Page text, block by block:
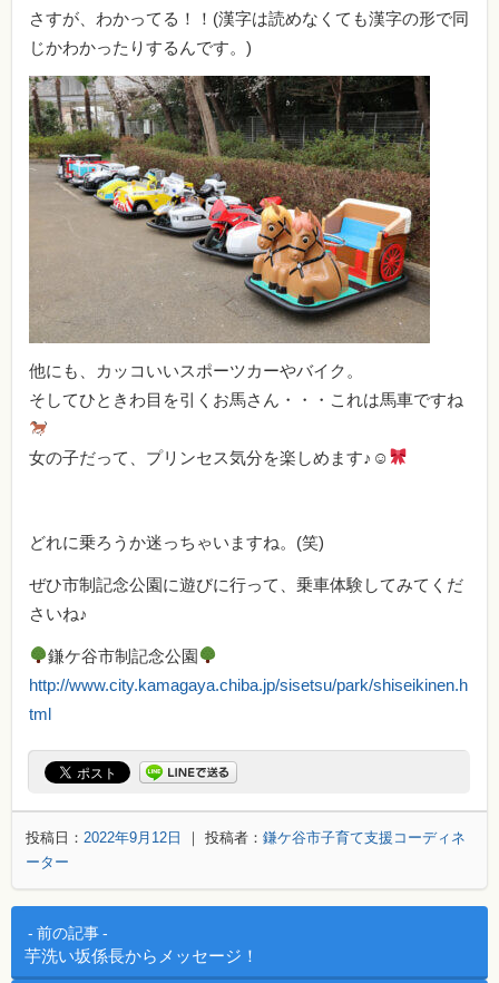
さすが、わかってる！！(漢字は読めなくても漢字の形で同
じかわかったりするんです。)
他にも、カッコいいスポーツカーやバイク。
そしてひときわ目を引くお馬さん・・・これは馬車ですね
女の子だって、プリンセス気分を楽しめます♪☺
どれに乗ろうか迷っちゃいますね。(笑)
ぜひ市制記念公園に遊びに行って、乗車体験してみてくだ
さいね♪
鎌ケ谷市制記念公園
http://www.city.kamagaya.chiba.jp/sisetsu/park/shiseikinen.h
tml
投稿日： 2022年9月12日 ｜ 投稿者： 鎌ケ谷市子育て支援コーディネ
ーター
投稿ナビゲーション
前の記事
芋洗い坂係長からメッセージ！